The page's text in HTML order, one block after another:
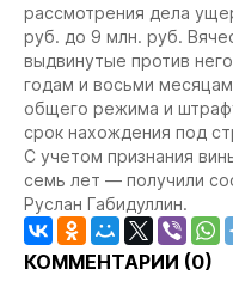
рассмотрения дела
руб. до 9 млн. руб.
выдвинутые против
годам и восьми
общего режима и
срок нахождения под
С учетом признания
семь лет — получили
Руслан Габидуллин.
КОММЕНТАРИИ (0)